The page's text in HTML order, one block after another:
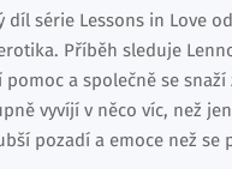
díl série Lessons in Love
Příběh sleduje
a společně se
vyvíjí v něco víc, než
pozadí a emoce než se